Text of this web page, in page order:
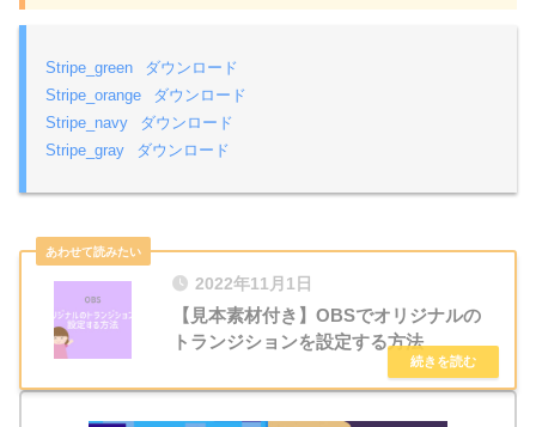
Stripe_green
ダウンロード
Stripe_orange
ダウンロード
Stripe_navy
ダウンロード
Stripe_gray
ダウンロード
2022年11月1日
【見本素材付き】OBSでオリジナルの
トランジションを設定する方法